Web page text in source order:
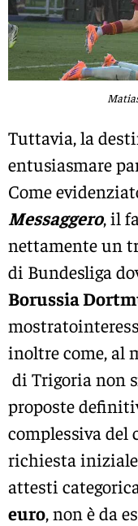
Tuttavia, la
entusiasmare
Come
Messaggero, il
nettamente un
di Bundesliga
Borussia
inoltre come, al
di Trigoria non
proposte
complessiva del
richiesta
attesti
euro, non è da